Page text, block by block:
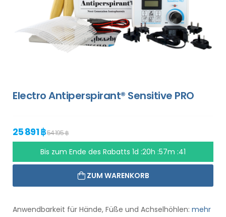
Electro Antiperspirant® Sensitive PRO
25 891 ฿54 195 ฿
Bis zum Ende des Rabatts 1d :20h :57m :40
ZUM WARENKORB
Anwendbarkeit für Hände, Füße und Achselhöhlen: mehr